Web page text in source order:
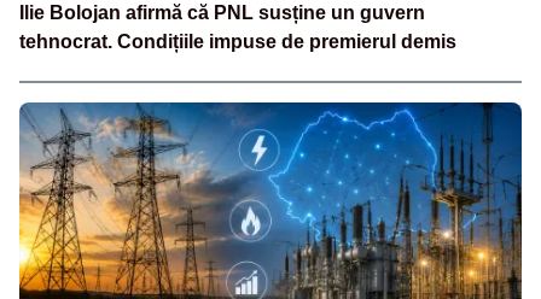
Ilie Bolojan afirmă că PNL susține un guvern
tehnocrat. Condițiile impuse de premierul demis